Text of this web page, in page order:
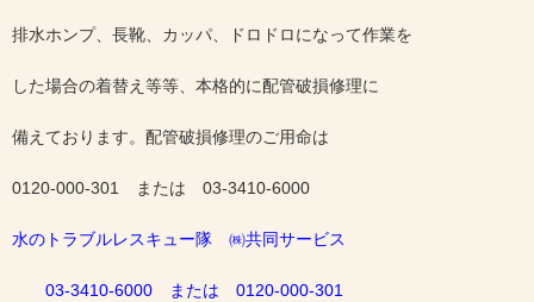
排水ホンプ、長靴、カッパ、ドロドロになって作業を
した場合の着替え等等、本格的に配管破損修理に
備えております。配管破損修理のご用命は
0120-000-301 または 03-3410-6000
水のトラブルレスキュー隊 ㈱共同サービス
03-3410-6000 または 0120-000-301